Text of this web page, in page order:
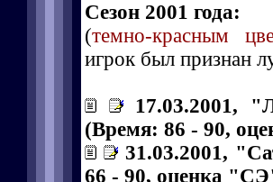
Сезон 2001 года:
(темно-красным
игрок был признан
17.03.2001,
(Время: 86 - 90,
31.03.2001,
66 - 90, оценка